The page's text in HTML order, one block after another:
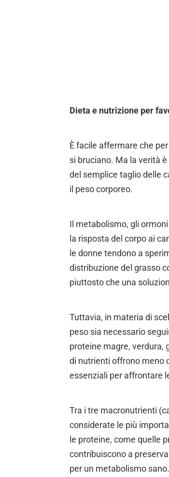
Dieta e nutrizione per
È facile affermare che
si bruciano. Ma la verità
del semplice taglio delle
il peso corporeo.
Il metabolismo, gli
la risposta del corpo ai
le donne tendono a
distribuzione del grasso
piuttosto che una
Tuttavia, in materia di
peso sia necessario
proteine magre, verdura,
di nutrienti offrono meno
essenziali per affrontare
Tra i tre macronutrienti
considerate le più
le proteine, come quelle
contribuiscono a
per un metabolismo sano.